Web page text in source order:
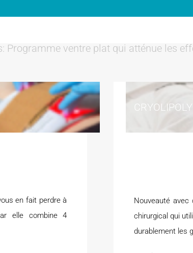
Programme ventre plat qui atténue les
en fait perdre à
elle combine 4
Nouveauté
chirurgical qui
durablement les